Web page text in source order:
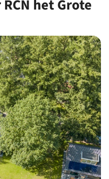
het Grote